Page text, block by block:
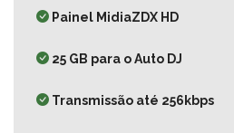
Painel MidiaZDX HD
25 GB para o Auto DJ
Transmissão até 256kbps